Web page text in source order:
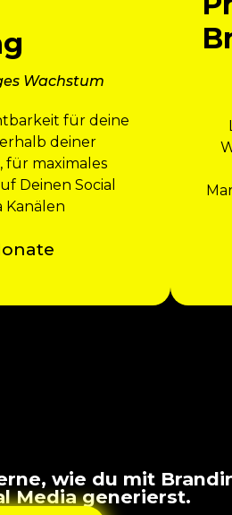
Wachstum
für deine
deiner
für maximales
Deinen Social
Kanälen
wie du mit
Media generierst.